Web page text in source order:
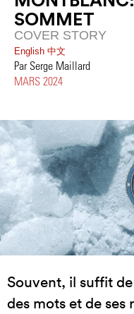
SOMMET
COVER STORY
English 中文
Par Serge Maillard
MARS 2024
Souvent, il suffit
des mots et de